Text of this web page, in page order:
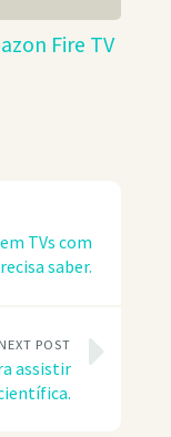
Fire TV
TVs com
saber.
NEXT POST
assistir